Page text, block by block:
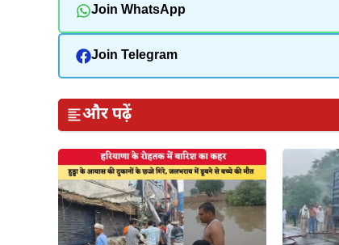
Join WhatsApp
Join Telegram
और पढ़ें